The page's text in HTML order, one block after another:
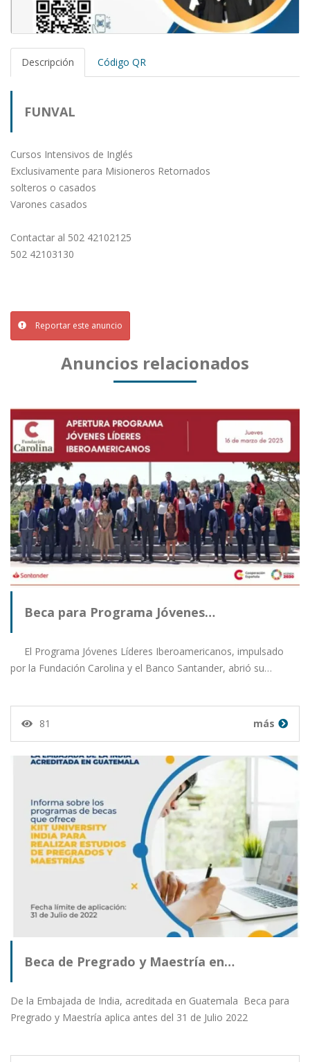
Descripción Código QR
FUNVAL
Cursos Intensivos de Inglés
Exclusivamente para Misioneros Retornados
solteros o casados
Varones casados
Contactar al 502 42102125
502 42103130
Reportar este anuncio
Anuncios relacionados
Beca para Programa Jóvenes…
El Programa Jóvenes Líderes Iberoamericanos, impulsado
por la Fundación Carolina y el Banco Santander, abrió su…
81 más
Beca de Pregrado y Maestría en…
De la Embajada de India, acreditada en Guatemala Beca para
Pregrado y Maestría aplica antes del 31 de Julio 2022